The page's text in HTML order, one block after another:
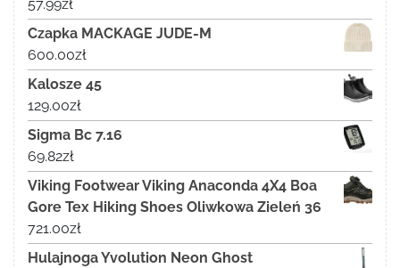
57.99zł
Czapka MACKAGE JUDE-M
600.00zł
Kalosze 45
129.00zł
Sigma Bc 7.16
69.82zł
Viking Footwear Viking Anaconda 4X4 Boa
Gore Tex Hiking Shoes Oliwkowa Zieleń 36
721.00zł
Hulajnoga Yvolution Neon Ghost